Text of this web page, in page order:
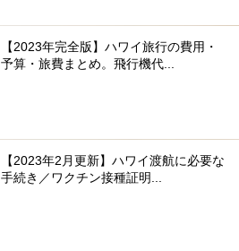
【2023年完全版】ハワイ旅行の費用・
予算・旅費まとめ。飛行機代...
【2023年2月更新】ハワイ渡航に必要な
手続き／ワクチン接種証明...